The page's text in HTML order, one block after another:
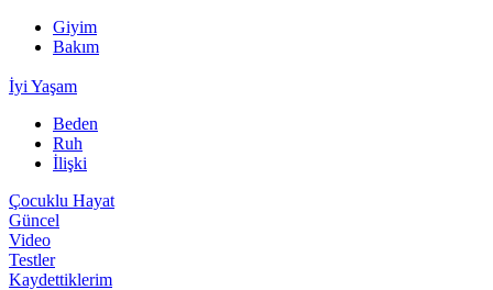
Giyim
Bakım
İyi Yaşam
Beden
Ruh
İlişki
Çocuklu Hayat
Güncel
Video
Testler
Kaydettiklerim